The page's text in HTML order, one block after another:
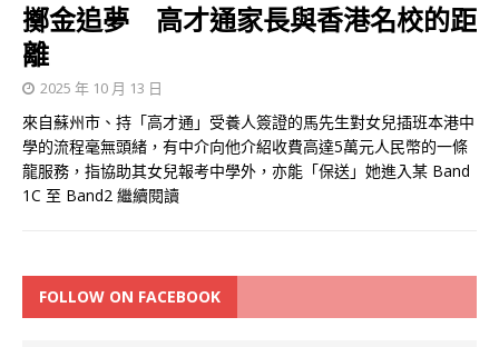
擲金追夢 高才通家長與香港名校的距
離
2025 年 10 月 13 日
來自蘇州市、持「高才通」受養人簽證的馬先生對女兒插班本港中
學的流程毫無頭緒，有中介向他介紹收費高達5萬元人民幣的一條
龍服務，指協助其女兒報考中學外，亦能「保送」她進入某 Band
1C 至 Band2 繼續閱讀
FOLLOW ON FACEBOOK